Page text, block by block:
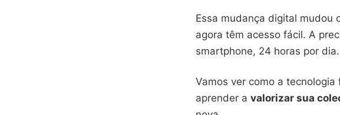
Essa mudança digital mudou
agora têm acesso fácil. A
smartphone, 24 horas por dia.
Vamos ver como a tecnologia
aprender a valorizar sua